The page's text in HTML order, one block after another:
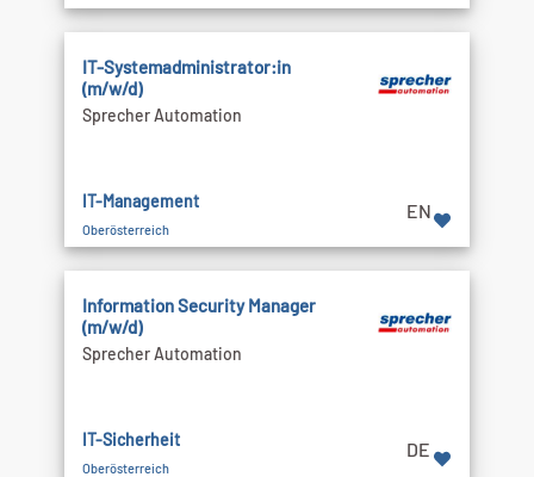
IT-Systemadministrator:in
(m/w/d)
Sprecher Automation
IT-Management
Oberösterreich
EN
Information Security Manager
(m/w/d)
Sprecher Automation
IT-Sicherheit
Oberösterreich
DE